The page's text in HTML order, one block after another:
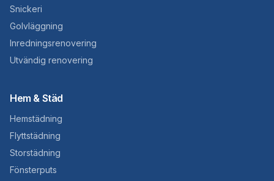
Snickeri
Golvläggning
Inredningsrenovering
Utvändig renovering
Hem & Städ
Hemstädning
Flyttstädning
Storstädning
Fönsterputs